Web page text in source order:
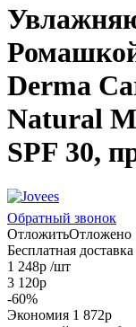
Derma
Natural
SPF 30,
Обратный звонок
ОтложитьОтложено
Бесплатная доставка
1 248р /шт
3 120р
-60%
Экономия 1 872р